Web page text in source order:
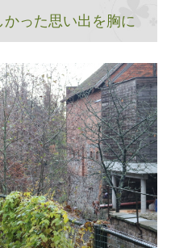
った思い出を胸に